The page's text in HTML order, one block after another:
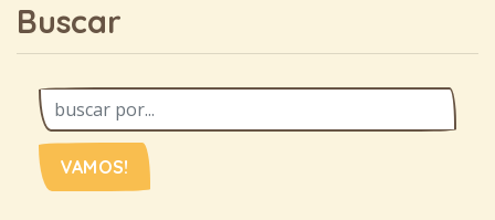
Buscar
VAMOS!